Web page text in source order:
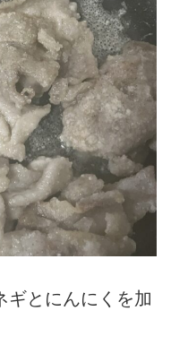
ギとにんにくを加